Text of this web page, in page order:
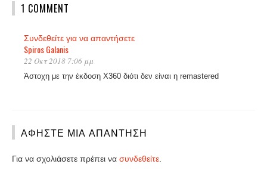
1 COMMENT
Συνδεθείτε για να απαντήσετε
Spiros Galanis
22 Οκτ 2018 7:06 μμ
Άστοχη με την έκδοση Χ360 διότι δεν είναι η remastered
ΑΦΉΣΤΕ ΜΙΑ ΑΠΆΝΤΗΣΗ
Για να σχολιάσετε πρέπει να συνδεθείτε